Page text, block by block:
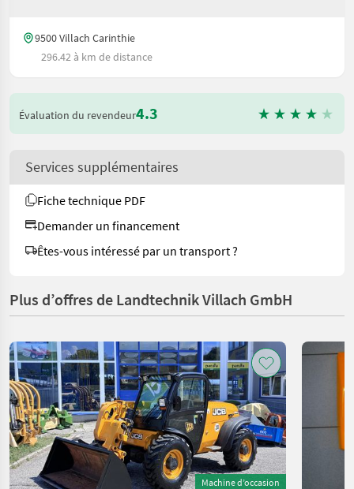
9500 Villach Carinthie
296.42 à km de distance
Évaluation du revendeur4.3
Services supplémentaires
Fiche technique PDF
Demander un financement
Êtes-vous intéressé par un transport ?
Plus d’offres de Landtechnik Villach GmbH
Machine d’occasion